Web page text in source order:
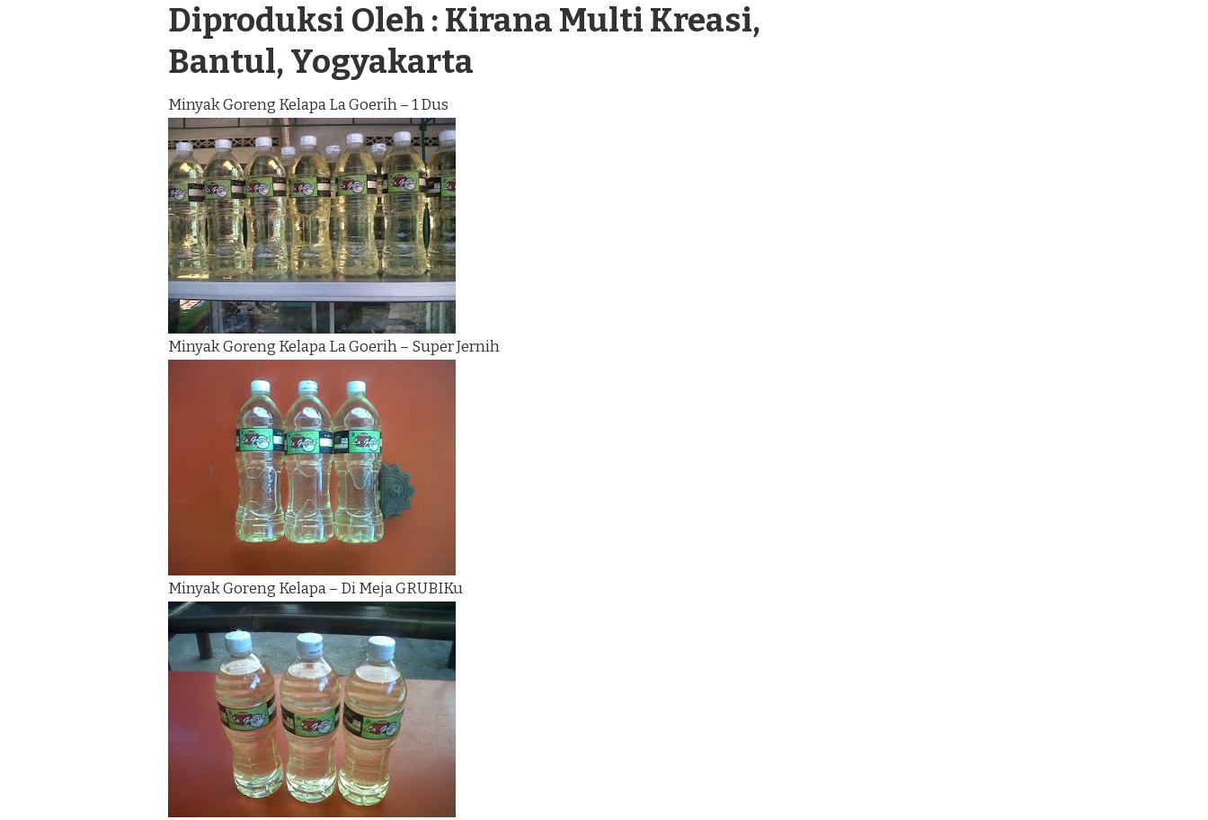
Diproduksi Oleh : Kirana Multi Kreasi,
Bantul, Yogyakarta
Minyak Goreng Kelapa La Goerih – 1 Dus
Minyak Goreng Kelapa La Goerih – Super Jernih
Minyak Goreng Kelapa – Di Meja GRUBIKu